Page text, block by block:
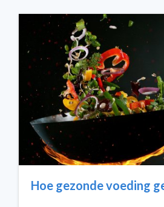
Hoe gezonde voeding